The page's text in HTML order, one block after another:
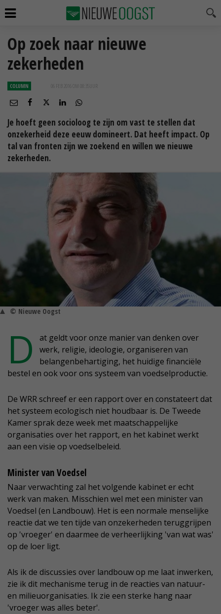
Op zoek naar nieuwe
zekerheden
COLUMN 06 FEB 2016 OM 08:35
Je hoeft geen socioloog te zijn om vast te stellen dat
onzekerheid deze eeuw domineert. Dat heeft impact. Op
tal van fronten zijn we zoekend en willen we nieuwe
zekerheden.
© Nieuwe Oogst
D
at geldt voor onze manier van denken over
werk, religie, ideologie, organiseren van
belangenbehartiging, het huidige financiële
bestel en ook voor ons systeem van voedselproductie.
De WRR schreef er een rapport over en constateert dat
het systeem ecologisch niet houdbaar is. De Tweede
Kamer sprak deze week met maatschappelijke
organisaties over het rapport, en het kabinet werkt
aan een visie op voedselbeleid.
Minister van Voedsel
Naar verwachting zal het volgende kabinet er echt
werk van maken. Misschien wel met een minister van
Voedsel (en Landbouw). Het is een normale menselijke
reactie dat we ten tijde van onzekerheden teruggrijpen
op 'vroeger' en daarmee de verheerlijking 'van wat was'
op de loer ligt.
Als ik de discussies over landbouw op me laat inwerken,
zie ik dit mechanisme terug in de reacties van natuur-
en milieuorganisaties. Ik zie een sterke hang naar
'vroeger was alles beter'.